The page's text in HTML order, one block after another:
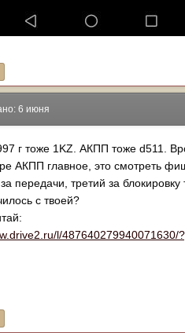
6 июня
г тоже 1KZ. АКПП тоже d511.
АКПП главное, это смотреть
передачи, третий за
с твоей?
l/487640279940071630/